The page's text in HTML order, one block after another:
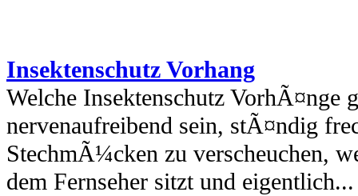
Insektenschutz Vorhang
Welche Insektenschutz VorhÃ¤nge
nervenaufreibend sein, stÃ¤ndig
StechmÃ¼cken zu verscheuchen,
dem Fernseher sitzt und eigentlich...